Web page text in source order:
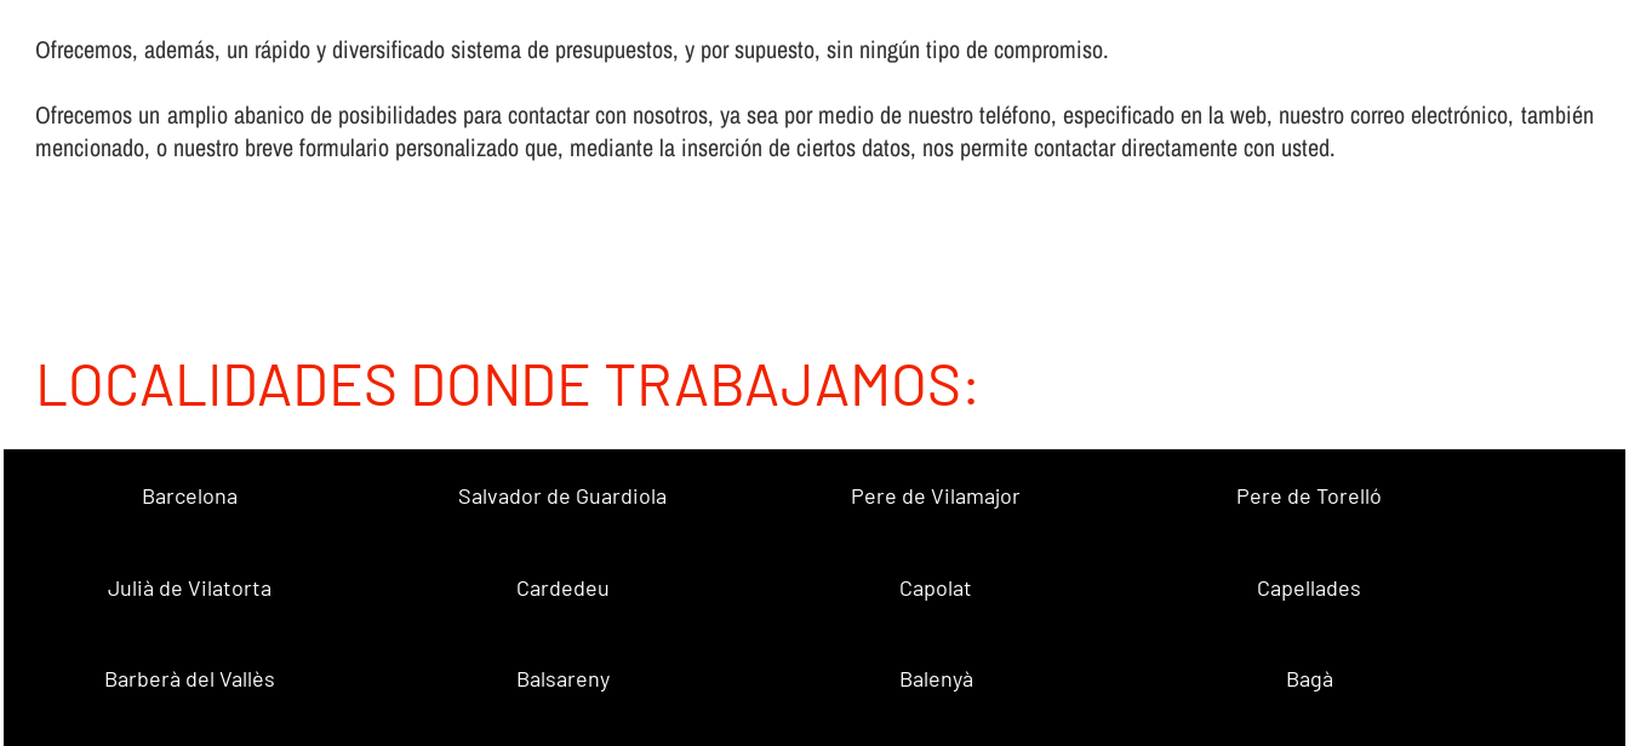
Ofrecemos, además, un rápido y diversificado sistema de presupuestos, y por supuesto, sin ningún tipo de compromiso.
Ofrecemos un amplio abanico de posibilidades para contactar con nosotros, ya sea por medio de nuestro teléfono, especificado en la web, nuestro correo electrónico, también
mencionado, o nuestro breve formulario personalizado que, mediante la inserción de ciertos datos, nos permite contactar directamente con usted.
LOCALIDADES DONDE TRABAJAMOS:
Barcelona Salvador de Guardiola Pere de Vilamajor Pere de Torelló
Julià de Vilatorta Cardedeu Capolat Capellades
Barberà del Vallès Balsareny Balenyà Bagà